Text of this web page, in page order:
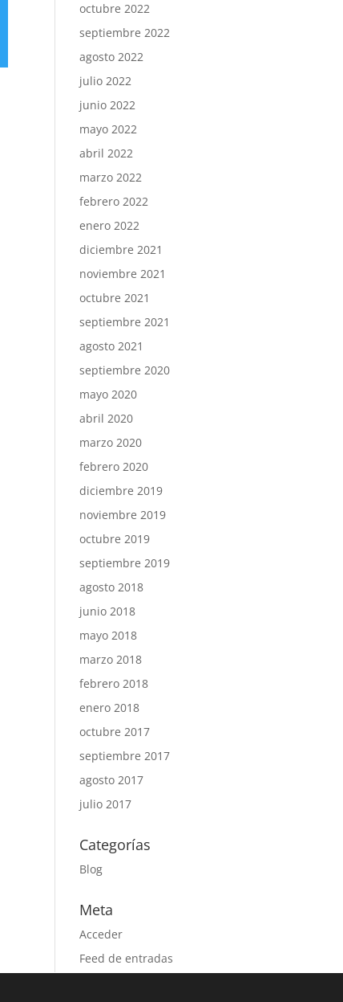
octubre 2022
septiembre 2022
agosto 2022
julio 2022
junio 2022
mayo 2022
abril 2022
marzo 2022
febrero 2022
enero 2022
diciembre 2021
noviembre 2021
octubre 2021
septiembre 2021
agosto 2021
septiembre 2020
mayo 2020
abril 2020
marzo 2020
febrero 2020
diciembre 2019
noviembre 2019
octubre 2019
septiembre 2019
agosto 2018
junio 2018
mayo 2018
marzo 2018
febrero 2018
enero 2018
octubre 2017
septiembre 2017
agosto 2017
julio 2017
Categorías
Blog
Meta
Acceder
Feed de entradas